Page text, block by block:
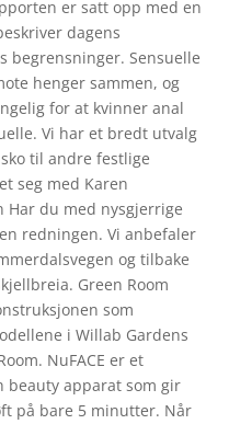
er satt opp med en
dagens
begrensninger. Sensuelle
henger sammen, og
for at kvinner anal
Vi har et bredt utvalg
til andre festlige
seg med Karen
Har du med nysgjerrige
redningen. Vi anbefaler
og tilbake
Green Room
som
i Willab Gardens
NuFACE er et
beauty apparat som gir
på bare 5 minutter. Når